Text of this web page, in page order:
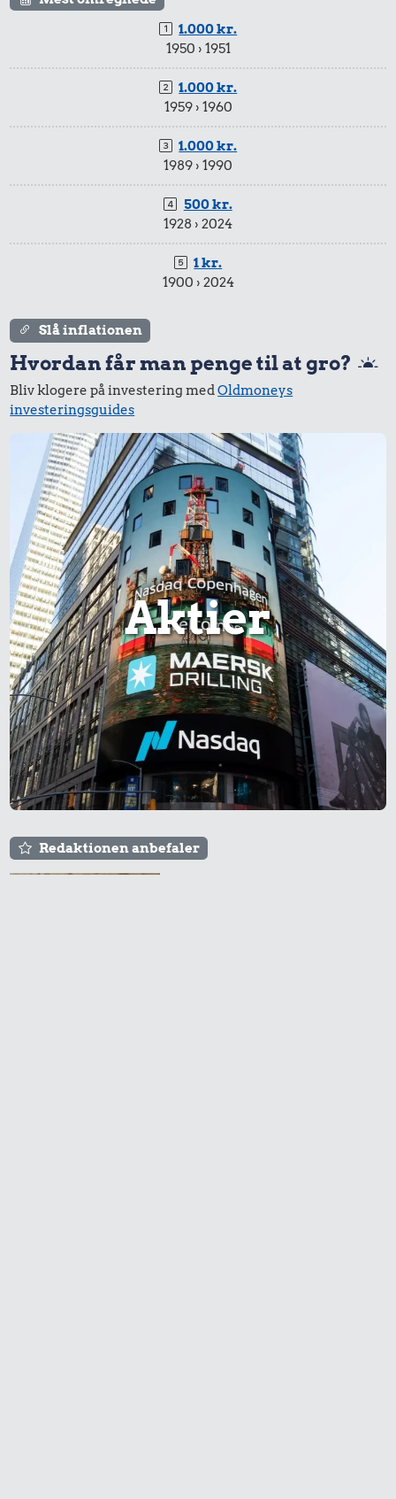
1.000 kr.
1950 › 1951
1.000 kr.
1959 › 1960
1.000 kr.
1989 › 1990
500 kr.
1928 › 2024
1 kr.
1900 › 2024
Slå inflationen
Hvordan får man penge til at gro?
Bliv klogere på investering medOldmoneys
investeringsguides
Aktier
Redaktionen anbefaler